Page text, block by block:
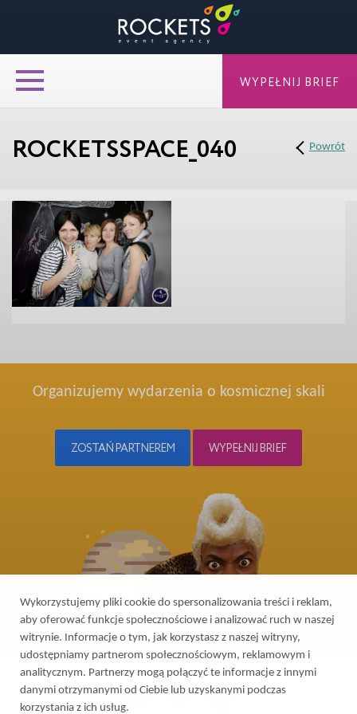
ROCKETSSPACE_040 Powrót
Organizujemy wydarzenia o kosmicznej skali
ZOSTAŃ PARTNEREM WYPEŁNIJ BRIEF
WYPEŁNIJ BRIEF
Wykorzystujemy pliki cookie do spersonalizowania treści i reklam,
aby oferować funkcje społecznościowe i analizować ruch w naszej
witrynie. Informacje o tym, jak korzystasz z naszej witryny,
udostępniamy partnerom społecznościowym, reklamowym i
analitycznym. Partnerzy mogą połączyć te informacje z innymi
danymi otrzymanymi od Ciebie lub uzyskanymi podczas
korzystania z ich usług.